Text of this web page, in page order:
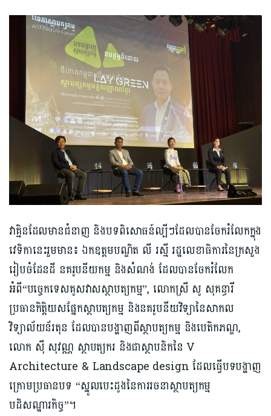
វាគ្មិនដែលមានជំនាញ និងបទពិសោធន៍ល្បីៗដែលបានចែករំលែកក្នុង
វេទិកានេះរួមមាន៖ ឯកឧត្ដមបណ្ឌិត លី រស្មី រដ្ឋលេខាធិការនៃក្រសួង
រៀបចំដែនដី នគរូបនីយកម្ម និងសំណង់ ដែលបានចែករំលែក
អំពី“បច្ចេក​ទេសគូសវាសស្ថាបត្យកម្ម”, លោកស្រី សូ សុគន្ធារី
ប្រធាន​កិត្តិយសផ្នែកស្ថាបត្យកម្ម និងនគរូបនីយវិទ្យានៃសាកល
វិទ្យាល័យន័រតុន ដែលបានបង្ហាញពីស្ថាបត្យកម្ម និងបេតិកភណ្ឌ,
លោក ស៊ី សុវណ្ណ ស្ថាបត្យករ និងជា​​ស្ថាបនិកនៃ V
Architecture & Landscape design ដែលធ្វើបទបង្ហាញ
ក្រោមប្រធានបទ “ស្នូលបេះដូងនៃការរចនាស្ថាបត្យកម្ម
បដិសណ្ឋារកិច្ច”។